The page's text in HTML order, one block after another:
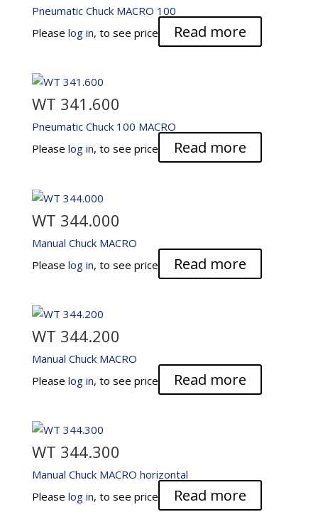
Pneumatic Chuck MACRO 100
Please log in, to see price Read more
WT 341.600
Pneumatic Chuck 100 MACRO
Please log in, to see price Read more
WT 344.000
Manual Chuck MACRO
Please log in, to see price Read more
WT 344.200
Manual Chuck MACRO
Please log in, to see price Read more
WT 344.300
Manual Chuck MACRO horizontal
Please log in, to see price Read more